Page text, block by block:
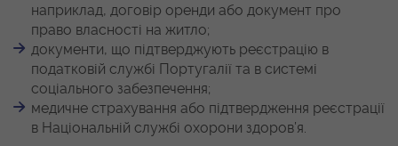
наприклад, договір оренди або документ про
право власності на житло;
документи, що підтверджують реєстрацію в
податковій службі Португалії та в системі
соціального забезпечення;
медичне страхування або підтвердження реєстрації
в Національній службі охорони здоров’я.